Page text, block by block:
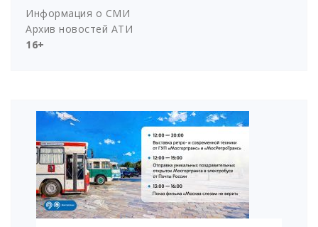
Информация о СМИ
Архив новостей АТИ
16+